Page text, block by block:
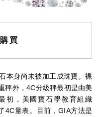
買
本身尚未被加工成珠寶。裸
秤外，4C分級秤最初是由美
初，美國寶石學教育組織
4C量表。目前，GIA方法是